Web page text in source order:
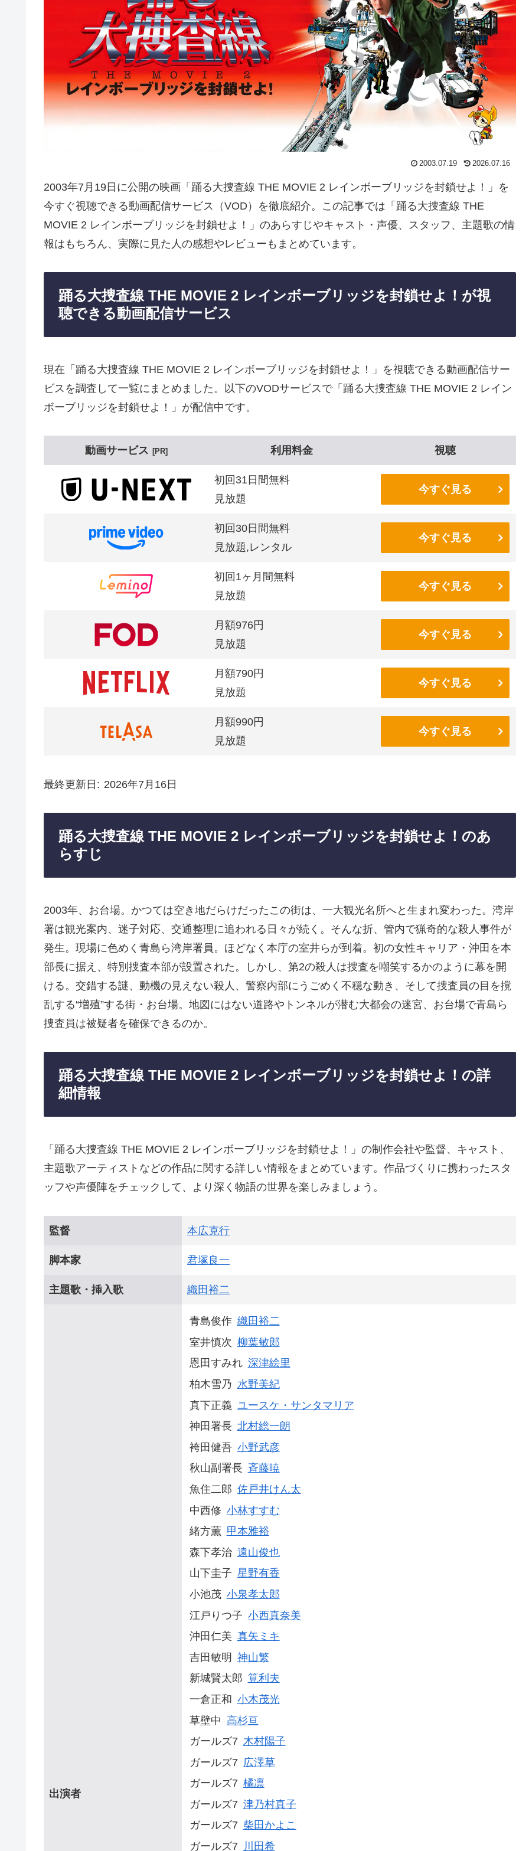
2003.07.19 2026.07.16
2003年7月19日に公開の映画「踊る大捜査線 THE MOVIE 2 レインボーブリッジを封鎖せよ！」を
今すぐ視聴できる動画配信サービス（VOD）を徹底紹介。この記事では「踊る大捜査線 THE
MOVIE 2 レインボーブリッジを封鎖せよ！」のあらすじやキャスト・声優、スタッフ、主題歌の情
報はもちろん、実際に見た人の感想やレビューもまとめています。
踊る大捜査線 THE MOVIE 2 レインボーブリッジを封鎖せよ！が視
聴できる動画配信サービス
現在「踊る大捜査線 THE MOVIE 2 レインボーブリッジを封鎖せよ！」を視聴できる動画配信サー
ビスを調査して一覧にまとめました。以下のVODサービスで「踊る大捜査線 THE MOVIE 2 レイン
ボーブリッジを封鎖せよ！」が配信中です。
動画サービス PR 利用料金 視聴
初回31日間無料
見放題
今すぐ見る
初回30日間無料
見放題,レンタル
今すぐ見る
初回1ヶ月間無料
見放題
今すぐ見る
月額976円
見放題
今すぐ見る
月額790円
見放題
今すぐ見る
月額990円
見放題
今すぐ見る
最終更新日 2026年7月16日
踊る大捜査線 THE MOVIE 2 レインボーブリッジを封鎖せよ！のあ
らすじ
2003年、お台場。かつては空き地だらけだったこの街は、一大観光名所へと生まれ変わった。湾岸
署は観光案内、迷子対応、交通整理に追われる日々が続く。そんな折、管内で猟奇的な殺人事件が
発生。現場に色めく青島ら湾岸署員。ほどなく本庁の室井らが到着。初の女性キャリア・沖田を本
部長に据え、特別捜査本部が設置された。しかし、第2の殺人は捜査を嘲笑するかのように幕を開
ける。交錯する謎、動機の見えない殺人、警察内部にうごめく不穏な動き、そして捜査員の目を撹
乱する“増殖”する街・お台場。地図にはない道路やトンネルが潜む大都会の迷宮、お台場で青島ら
捜査員は被疑者を確保できるのか。
踊る大捜査線 THE MOVIE 2 レインボーブリッジを封鎖せよ！の詳
細情報
「踊る大捜査線 THE MOVIE 2 レインボーブリッジを封鎖せよ！」の制作会社や監督、キャスト、
主題歌アーティストなどの作品に関する詳しい情報をまとめています。作品づくりに携わったスタ
ッフや声優陣をチェックして、より深く物語の世界を楽しみましょう。
監督 本広克行
脚本家 君塚良一
主題歌・挿入歌 織田裕二
出演者
青島俊作 織田裕二
室井慎次 柳葉敏郎
恩田すみれ 深津絵里
柏木雪乃 水野美紀
真下正義 ユースケ・サンタマリア
神田署長 北村総一朗
袴田健吾 小野武彦
秋山副署長 斉藤暁
魚住二郎 佐戸井けん太
中西修 小林すすむ
緒方薫 甲本雅裕
森下孝治 遠山俊也
山下圭子 星野有香
小池茂 小泉孝太郎
江戸りつ子 小西真奈美
沖田仁美 真矢ミキ
吉田敏明 神山繁
新城賢太郎 筧利夫
一倉正和 小木茂光
草壁中 高杉亘
ガールズ7 木村陽子
ガールズ7 広澤草
ガールズ7 橘凛
ガールズ7 津乃村真子
ガールズ7 柴田かよこ
ガールズ7
川田希